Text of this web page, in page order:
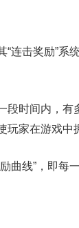
“连击奖励”
时间内，
家在游戏中
曲线”，即